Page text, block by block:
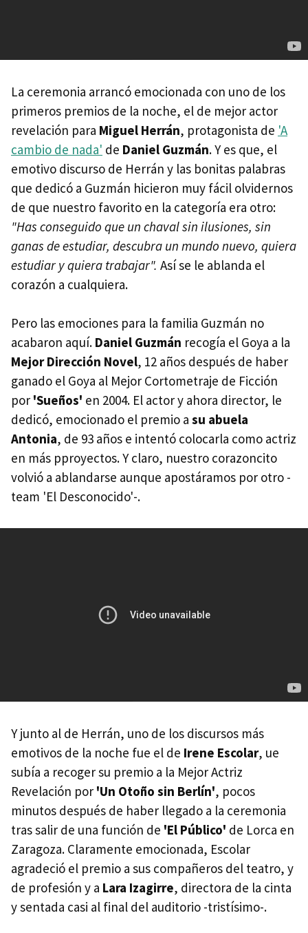
La ceremonia arrancó emocionada con uno de los
primeros premios de la noche, el de mejor actor
revelación para Miguel Herrán, protagonista de 'A
cambio de nada' de Daniel Guzmán. Y es que, el
emotivo discurso de Herrán y las bonitas palabras
que dedicó a Guzmán hicieron muy fácil olvidernos
de que nuestro favorito en la categoría era otro:
"Has conseguido que un chaval sin ilusiones, sin
ganas de estudiar, descubra un mundo nuevo, quiera
estudiar y quiera trabajar". Así se le ablanda el
corazón a cualquiera.
Pero las emociones para la familia Guzmán no
acabaron aquí. Daniel Guzmán recogía el Goya a la
Mejor Dirección Novel, 12 años después de haber
ganado el Goya al Mejor Cortometraje de Ficción
por 'Sueños' en 2004. El actor y ahora director, le
dedicó, emocionado el premio a su abuela
Antonia, de 93 años e intentó colocarla como actriz
en más pproyectos. Y claro, nuestro corazoncito
volvió a ablandarse aunque apostáramos por otro -
team 'El Desconocido'-.
Y junto al de Herrán, uno de los discursos más
emotivos de la noche fue el de Irene Escolar, ue
subía a recoger su premio a la Mejor Actriz
Revelación por 'Un Otoño sin Berlín', pocos
minutos después de haber llegado a la ceremonia
tras salir de una función de 'El Público' de Lorca en
Zaragoza. Claramente emocionada, Escolar
agradeció el premio a sus compañeros del teatro, y
de profesión y a Lara Izagirre, directora de la cinta
y sentada casi al final del auditorio -tristísimo-.